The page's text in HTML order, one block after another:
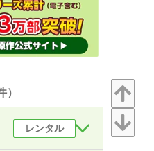
レンタル